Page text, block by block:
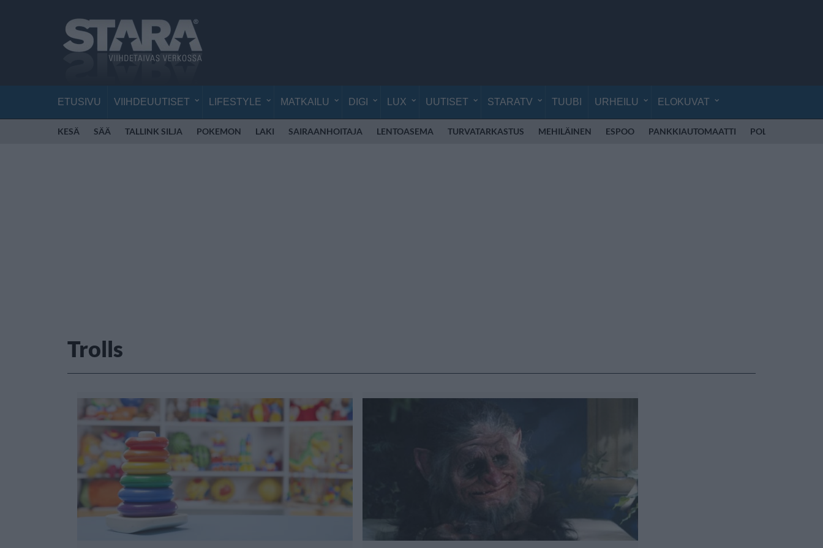
ETUSIVU VIIHDEUUTISET LIFESTYLE MATKAILU DIGI LUX UUTISET STARATV TUUBI URHEILU ELOKUVAT
KESÄ SÄÄ TALLINK SILJA POKEMON LAKI SAIRAANHOITAJA LENTOASEMA TURVATARKASTUS MEHILÄINEN ESPOO PANKKIAUTOMAATTI POLIISI SUOMI
Trolls